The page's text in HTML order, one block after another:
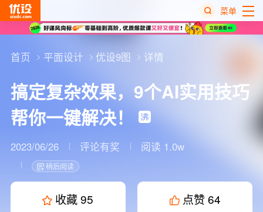
菜单
首页 平面设计 优设9图 详情
搞定复杂效果，9个AI实用技巧
帮你一键解决！
2023/06/26 评论有奖 阅读 1.0w
稍后阅读
收藏95 点赞 64